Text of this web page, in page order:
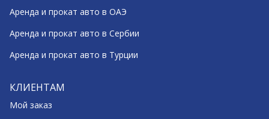
Аренда и прокат авто в ОАЭ
Аренда и прокат авто в Сербии
Аренда и прокат авто в Турции
КЛИЕНТАМ
Мой заказ